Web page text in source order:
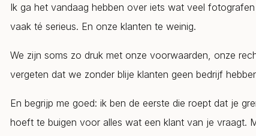
Ik ga het vandaag hebben over iets wat veel
vaak té serieus. En onze klanten te weinig.
We zijn soms zo druk met onze voorwaarden, onze
vergeten dat we zonder blije klanten geen bedrijf
En begrijp me goed: ik ben de eerste die roept dat je
hoeft te buigen voor alles wat een klant van je vraagt.